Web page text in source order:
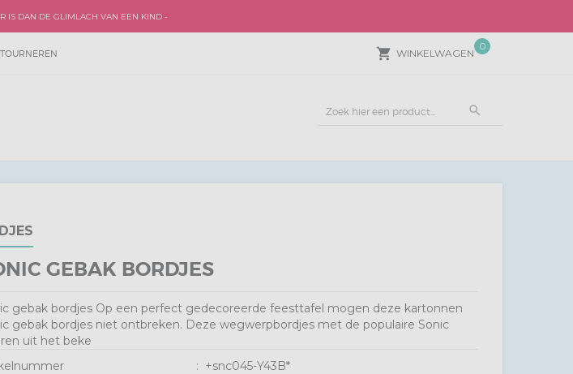
IS DAN DE GLIMLACH VAN EEN KIND -
local_grocery_store WINKELWAGEN
0
search
GEBAK BORDJES
gebak bordjes Op een perfect gedecoreerde feesttafel mogen deze kartonnen
gebak bordjes niet ontbreken. Deze wegwerpbordjes met de populaire Sonic
uit het beke
: +snc045-Y43B*